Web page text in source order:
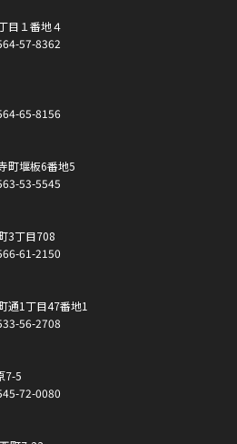
目１番地４
57-8362
65-8156
町堰板6番地5
53-5545
3丁目708
61-2150
通1丁目47番地1
56-2708
7-5
72-0080